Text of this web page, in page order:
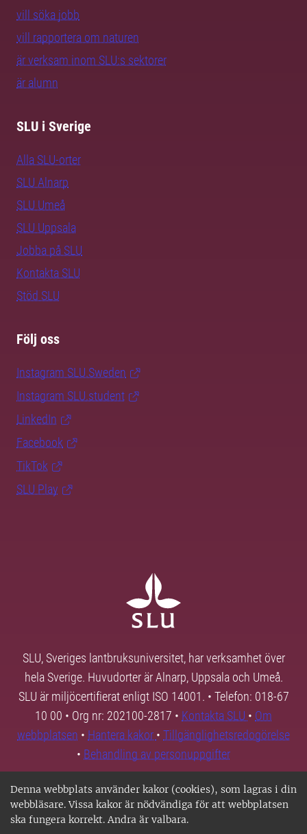
Denna webbplats använder kakor (cookies), som lagras i din
webbläsare. Vissa kakor är nödvändiga för att webbplatsen
ska fungera korrekt. Andra är valbara.
vill söka jobb
vill rapportera om naturen
är verksam inom SLU:s sektorer
är alumn
SLU i Sverige
Alla SLU-orter
SLU Alnarp
SLU Umeå
SLU Uppsala
Jobba på SLU
Kontakta SLU
Stöd SLU
Följ oss
Instagram SLU.Sweden
Instagram SLU.student
LinkedIn
Facebook
TikTok
SLU Play
SLU, Sveriges lantbruksuniversitet, har verksamhet över
hela Sverige. Huvudorter är Alnarp, Uppsala och Umeå.
SLU är miljöcertifierat enligt ISO 14001. • Telefon: 018-67
10 00 • Org nr: 202100-2817 • Kontakta SLU • Om
webbplatsen • Hantera kakor • Tillgänglighetsredogörelse
• Behandling av personuppgifter